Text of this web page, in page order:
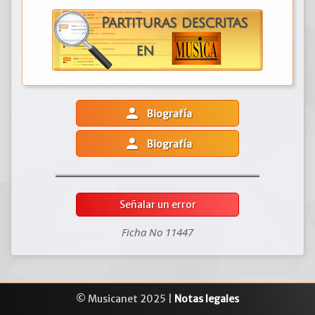
person Biografía
person Biografía
Señalar un error
Ficha No 11447
© Musicanet 2025 | Notas legales